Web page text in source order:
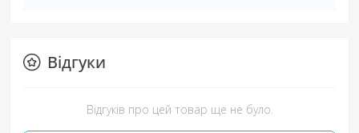
Відгуки
Відгуків про цей товар ще не було.